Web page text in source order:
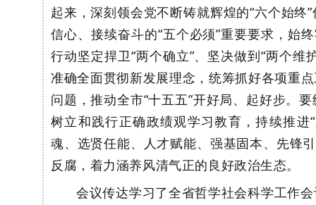
起来，深刻领会党不断铸就辉煌的“六个始终
信心、接续奋斗的“五个必须”重要要求，始
行动坚定捍卫“两个确立”、坚决做到“两个维
准确全面贯彻新发展理念，统筹抓好各项重
问题，推动全市“十五五”开好局、起好步。要
树立和践行正确政绩观学习教育，持续推进
魂、选贤任能、人才赋能、强基固本、先锋
反腐，着力涵养风清气正的良好政治生态。
会议传达学习了全省哲学社会科学工作